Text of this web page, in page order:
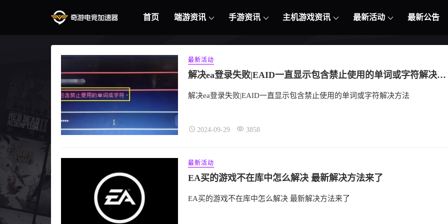
首页 端游资讯 手游资讯 主机游戏资讯 最新活动 最新公告
最新活动
解决ea登录失败|EAID一直显示包含禁止使用的单词或字符解决方法
解决ea登录失败|EAID一直显示包含禁止使用的单词或字符解决方法
2024-09-29 3858
最新活动
EA买的游戏不在库中怎么解决 最新解决方法来了
EA买的游戏不在库中怎么解决 最新解决方法来了